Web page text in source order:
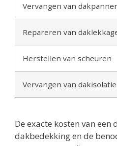
Vervangen van
Repareren van
Herstellen van scheuren
Vervangen van dakisolatie
De exacte kosten van
dakbedekking en de